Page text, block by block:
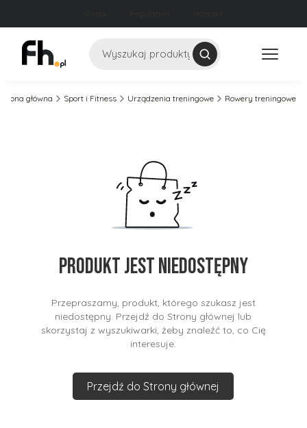
Szukaj
Strona główna Sport i Fitness Urządzenia treningowe Rowery treningowe
Produkt jest niedostępny
Przepraszamy, produkt, którego szukasz jest
niedostępny. Przejdź do Strony głównej lub
skorzystaj z wyszukiwarki, żeby znaleźć to, co Cię
interesuje.
Przejdź do Strony głównej